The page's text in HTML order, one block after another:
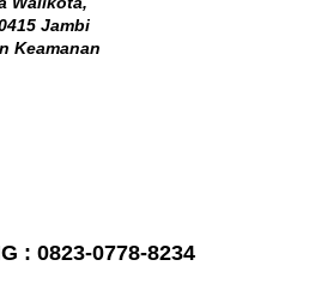
Jambi
Keamanan
: 0823-0778-8234